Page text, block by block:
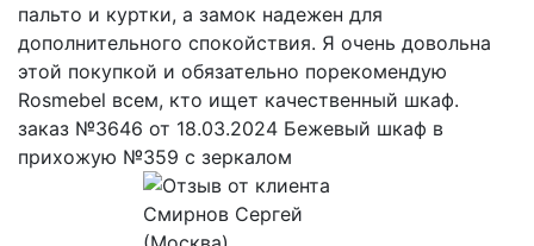
пальто и куртки, а замок надежен для
дополнительного спокойствия. Я очень довольна
этой покупкой и обязательно порекомендую
Rosmebel всем, кто ищет качественный шкаф.
заказ №3646 от 18.03.2024 Бежевый шкаф в
прихожую №359 с зеркалом